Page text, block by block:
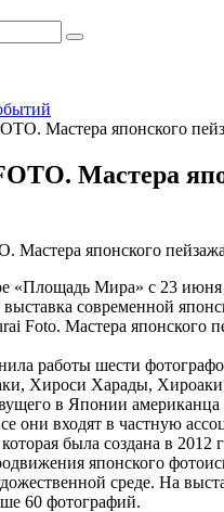
Мастера японского
Мастера
«Площадь Мира» с 23 июня
выставка современной
Foto. Мастера японского
работы шести
Хироси Харады,
в Японии американца
они входят в частную
была создана в 2012
японского
среде. На
60 фотографий.